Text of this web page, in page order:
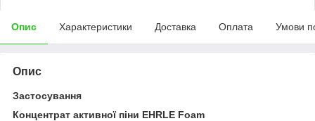
Опис Характеристики Доставка Оплата Умови
Опис
Застосування
Концентрат активної піни EHRLE Foam